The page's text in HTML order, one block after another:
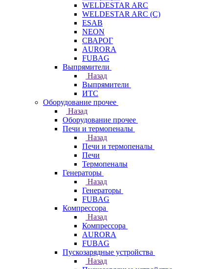
WELDESTAR ARC
WELDESTAR ARC (С)
ESAB
NEON
СВАРОГ
AURORA
FUBAG
Выпрямители
Назад
Выпрямители
ИТС
Оборудование прочее
Назад
Оборудование прочее
Печи и термопеналы
Назад
Печи и термопеналы
Печи
Термопеналы
Генераторы
Назад
Генераторы
FUBAG
Компрессора
Назад
Компрессора
AURORA
FUBAG
Пускозарядные устройства
Назад